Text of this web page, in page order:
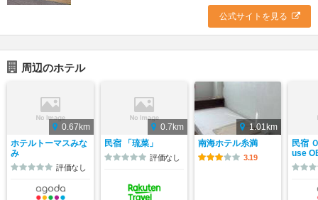
公式サイトを見る
周辺のホテル
0.67km
ホテルトーマスみな
み
評価なし
0.7km
民宿 「琉菜」
評価なし
1.01km
南海ホテル糸満
3.19
民宿
use